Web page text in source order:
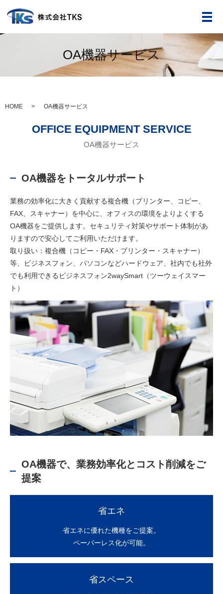
メ
OA機器サービス
HOME OA機器サービス
OFFICE EQUIPMENT SERVICE
OA機器サービス
OA機器をトータルサポート
業務の効率化に大きく貢献する複合機（プリンター、コピー、
FAX、スキャナー）を中心に、オフィスの環境をよりよくする
OA機器をご提供します。セキュリティ対策やサポート体制があ
りますので安心してご利用いただけます。
取り扱い：複合機（コピー・FAX・プリンター・スキャナー）
等、ビジネスフォン、パソコンなどハードウェア、社内でも社外
でも利用できるビジネスフォン2waySmart（ツーウェイスマー
ト）
OA機器で、業務効率化とコスト削減をご
提案
省エネ
省エネに優れた機種をご提案。
ペーパーレス化が可能。
省スペース